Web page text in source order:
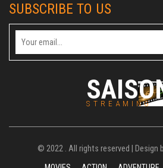
SUBSCRIBE TO US
STREAMING
© 2022 . All rights reserved | Design